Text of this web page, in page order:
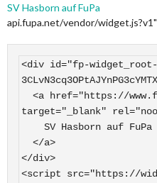
SV Hasborn auf FuPa
api.fupa.net/vendor/
<div id="fp-widget_root-
target="_blank"
</div>
<script src="https://